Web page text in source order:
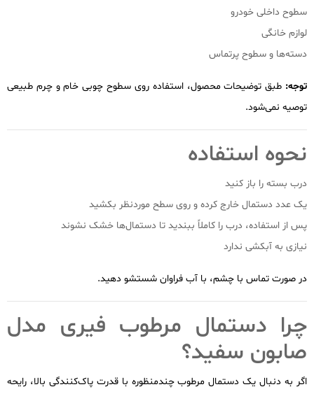
سطوح داخلی خودرو
لوازم خانگی
دسته‌ها و سطوح پرتماس
توجه: طبق توضیحات محصول، استفاده روی سطوح چوبی خام و چرم طبیعی
توصیه نمی‌شود.
نحوه استفاده
درب بسته را باز کنید
یک عدد دستمال خارج کرده و روی سطح موردنظر بکشید
پس از استفاده، درب را کاملاً ببندید تا دستمال‌ها خشک نشوند
نیازی به آبکشی ندارد
در صورت تماس با چشم، با آب فراوان شستشو دهید.
چرا دستمال مرطوب فیری مدل
صابون سفید؟
اگر به دنبال یک دستمال مرطوب چندمنظوره با قدرت پاک‌کنندگی بالا، رایحه